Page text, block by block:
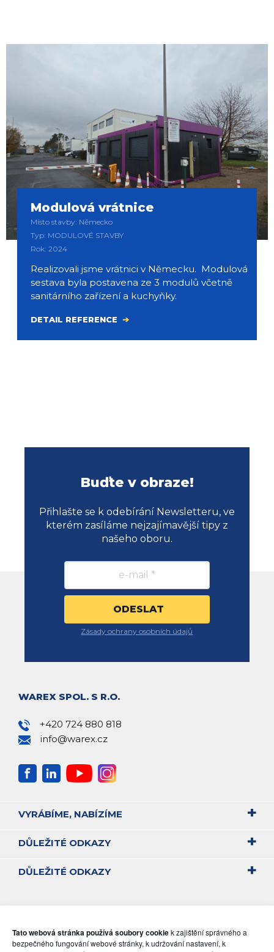
Tato webová stránka používá soubory cookiek zajištění správného a
bezpečného fungování webové stránky, k udržování nastavení, k
Modulová vrátnice
Místo stavby: Německo
Typ: MODULOVÉ STAVBY
Rok: 2024
Realizovali jsme vrátnici v Německu. Modulová
sestava byla postavena ze 3 modulů včetně
sanitárního zařízení a kuchyňky.
DETAIL REFERENCE
Buďte v obraze!
Přihlašte se k odebírání Newsletteru, ve
kterém zasíláme nejzajímavější tipy z
našeho oboru.
Zásady ochrany osobních údajů
WAREX SPOL. S R.O.
+420 724 880 818
info@warex.cz
VYRÁBÍME, NABÍZÍME
DŮLEŽITÉ ODKAZY
DŮLEŽITÉ ODKAZY